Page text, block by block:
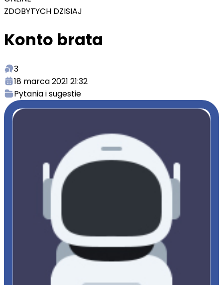
ZDOBYTYCH DZISIAJ
Konto brata
3
18 marca 2021 21:32
Pytania i sugestie